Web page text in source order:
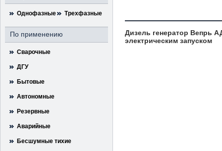
Однофазные Трехфазные
По применению
Сварочные
ДГУ
Бытовые
Автономные
Резервные
Аварийные
Бесшумные тихие
Дизель генератор Вепрь
электрическим запуском